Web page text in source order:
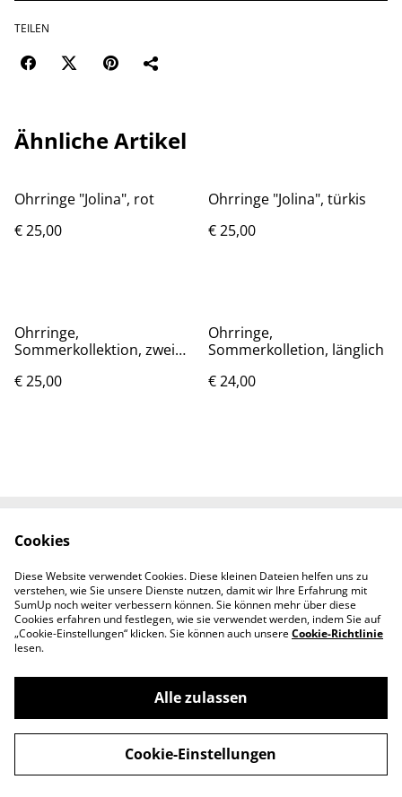
TEILEN
Ähnliche Artikel
Ohrringe "Jolina", rot
€ 25,00
Ohrringe "Jolina", türkis
€ 25,00
Ohrringe,
Sommerkollektion, zwei
€ 25,00
Ohrringe,
Sommerkolletion, länglich
€ 24,00
Kontaktieren Sie uns
Datenschutzbestimm
ungen von SumUp
Cookie-Richtlinie
©2026Melanie's SchmuckManufaktur
powered by
Cookies
Diese Website verwendet Cookies. Diese kleinen Dateien helfen uns zu
verstehen, wie Sie unsere Dienste nutzen, damit wir Ihre Erfahrung mit
SumUp noch weiter verbessern können. Sie können mehr über diese
Cookies erfahren und festlegen, wie sie verwendet werden, indem Sie auf
„Cookie-Einstellungen“ klicken. Sie können auch unsereCookie-Richtlinie
lesen.
Alle zulassen
Cookie-Einstellungen